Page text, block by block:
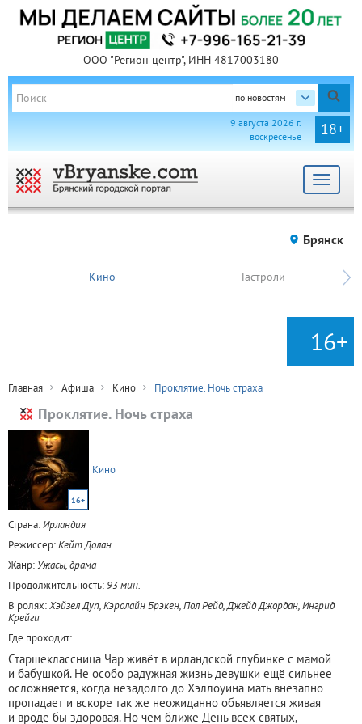
ООО "Регион центр", ИНН 4817003180
по новостям
18+
9 августа 2026 г.
воскресенье
Toggle
Брянск
Кино Гастроли
16+
Главная Афиша Кино Проклятие. Ночь страха
Проклятие. Ночь страха
16+
Кино
Страна:Ирландия
Режиссер:Кейт Долан
Жанр: Ужасы, драма
Продолжительность: 93 мин.
В ролях:Хэйзел Дуп, Кэролайн Брэкен, Пол Рейд, Джейд Джордан, Ингрид
Крейги
Где проходит:
Старшеклассница Чар живёт в ирландской глубинке с мамой
и бабушкой. Не особо радужная жизнь девушки ещё сильнее
осложняется, когда незадолго до Хэллоуина мать внезапно
пропадает и вскоре так же неожиданно объявляется живая
и вроде бы здоровая. Но чем ближе День всех святых,